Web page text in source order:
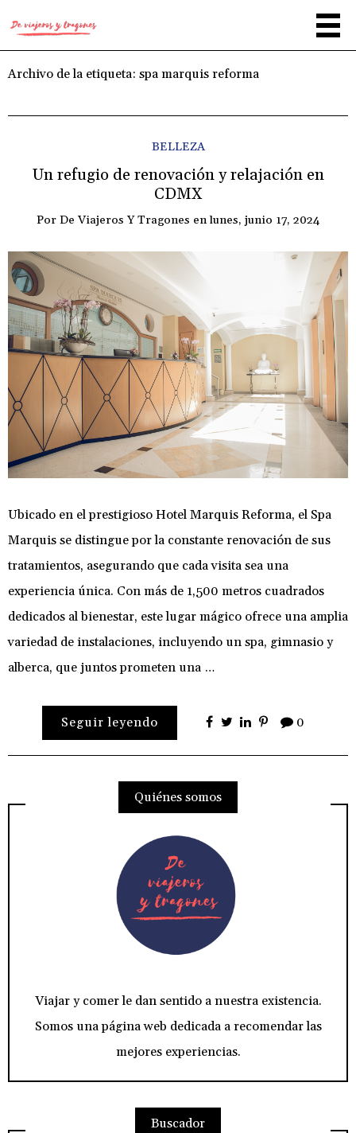
Archivo de la etiqueta: spa marquis reforma
BELLEZA
Un refugio de renovación y relajación en
CDMX
Por De Viajeros Y Tragones enlunes, junio 17, 2024
Ubicado en el prestigioso Hotel Marquis Reforma, el Spa
Marquis se distingue por la constante renovación de sus
tratamientos, asegurando que cada visita sea una
experiencia única. Con más de 1,500 metros cuadrados
dedicados al bienestar, este lugar mágico ofrece una amplia
variedad de instalaciones, incluyendo un spa, gimnasio y
alberca, que juntos prometen una …
Seguir leyendo 0
Quiénes somos
Viajar y comer le dan sentido a nuestra existencia.
Somos una página web dedicada a recomendar las
mejores experiencias.
Buscador